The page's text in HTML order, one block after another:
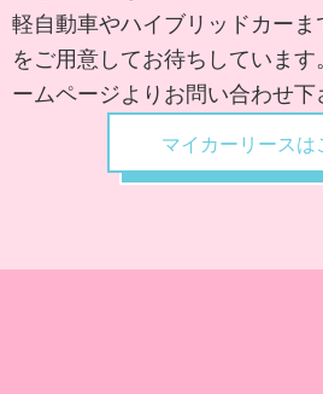
軽自動車やハイブリッドカー
をご用意してお待ちしていま
ームページよりお問い合わせ下
マイカーリースは